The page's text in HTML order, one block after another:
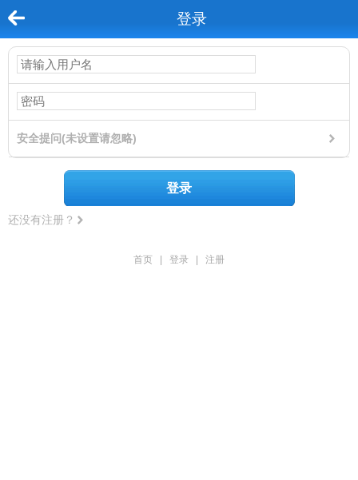
登录
安全提问(未设置请忽略)
登录
还没有注册？
首页 登录 注册